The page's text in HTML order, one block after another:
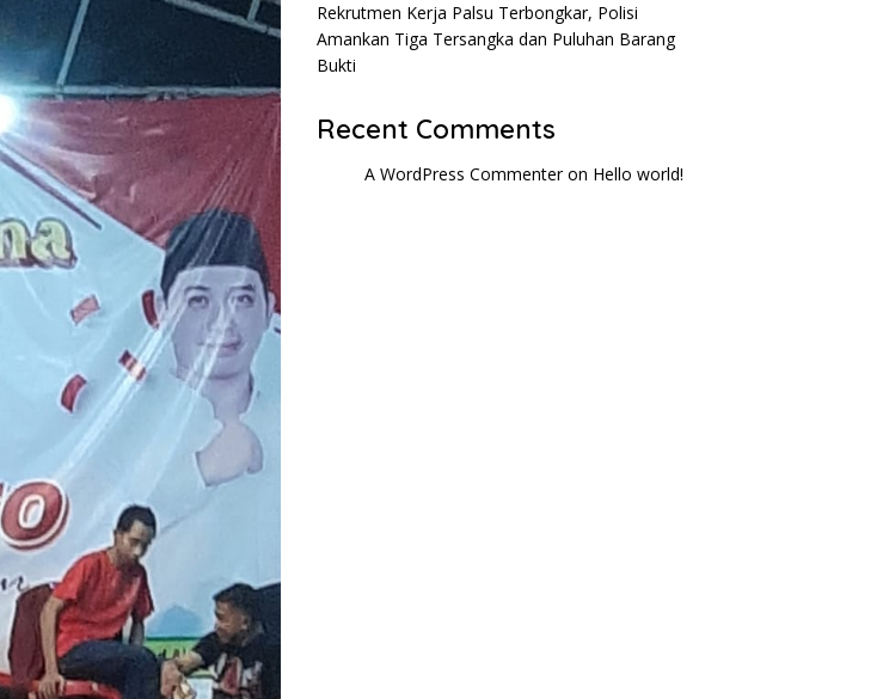
Rekrutmen Kerja Palsu Terbongkar, Polisi
Amankan Tiga Tersangka dan Puluhan Barang
Bukti
Recent Comments
A WordPress Commenteron Hello world!